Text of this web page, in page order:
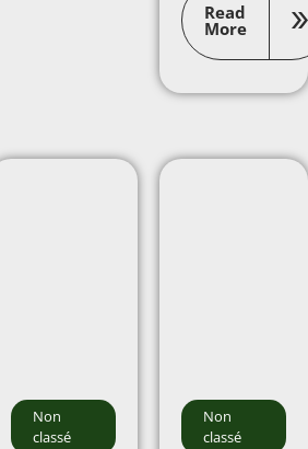
Read
More
Non
classé
Non
classé